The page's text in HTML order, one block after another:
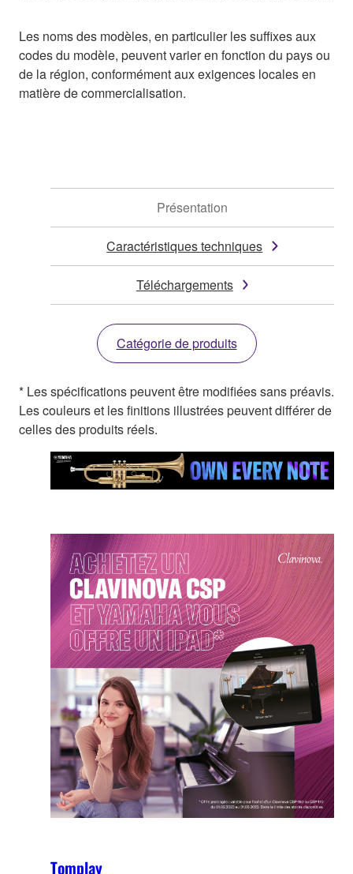
Les noms des modèles, en particulier les suffixes aux
codes du modèle, peuvent varier en fonction du pays ou
de la région, conformément aux exigences locales en
matière de commercialisation.
Présentation
Caractéristiques techniques
Téléchargements
Catégorie de produits
* Les spécifications peuvent être modifiées sans préavis.
Les couleurs et les finitions illustrées peuvent différer de
celles des produits réels.
Tomplay